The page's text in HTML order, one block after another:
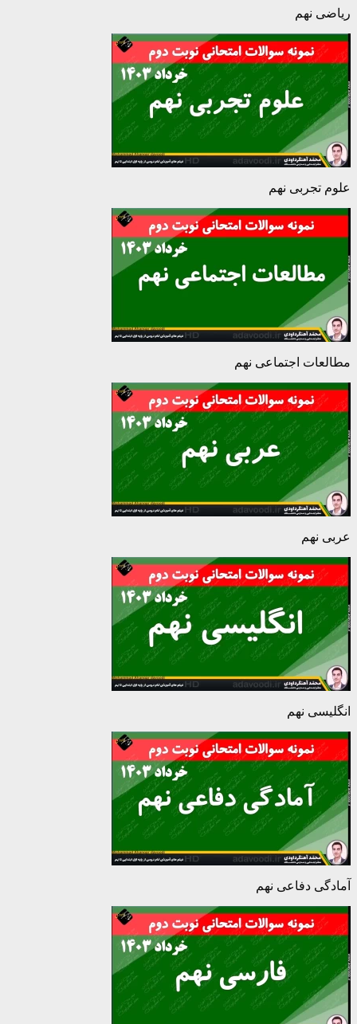
ریاضی نهم
علوم تجربی نهم
مطالعات اجتماعی نهم
عربی نهم
انگلیسی نهم
آمادگی دفاعی نهم